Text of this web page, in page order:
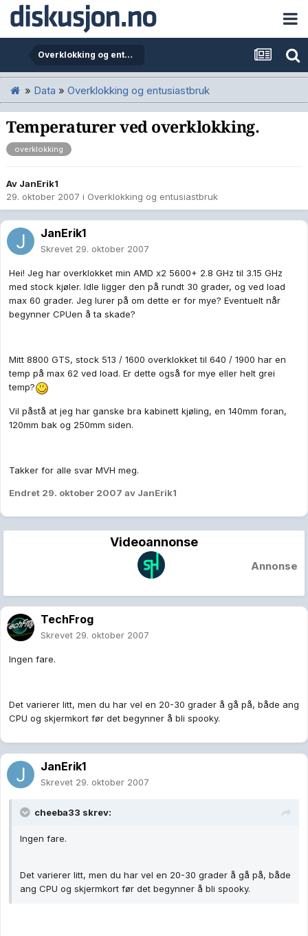
Overklokking og entusiastbruk
» Data » Overklokking og entusiastbruk
Temperaturer ved overklokking.
overklokking
Av JanErik1
29. oktober 2007 i Overklokking og entusiastbruk
JanErik1
Skrevet 29. oktober 2007
Hei! Jeg har overklokket min AMD x2 5600+ 2.8 GHz til 3.15 GHz
med stock kjøler. Idle ligger den på rundt 30 grader, og ved load
max 60 grader. Jeg lurer på om dette er for mye? Eventuelt når
begynner CPUen å ta skade?
Mitt 8800 GTS, stock 513 / 1600 overklokket til 640 / 1900 har en
temp på max 62 ved load. Er dette også for mye eller helt grei
temp?
Vil påstå at jeg har ganske bra kabinett kjøling, en 140mm foran,
120mm bak og 250mm siden.
Takker for alle svar MVH meg.
Endret 29. oktober 2007 av JanErik1
Videoannonse
Annonse
TechFrog
Skrevet 29. oktober 2007
Ingen fare.
Det varierer litt, men du har vel en 20-30 grader å gå på, både ang
CPU og skjermkort før det begynner å bli spooky.
JanErik1
Skrevet 29. oktober 2007
cheeba33 skrev:
Ingen fare.
Det varierer litt, men du har vel en 20-30 grader å gå på, både
ang CPU og skjermkort før det begynner å bli spooky.